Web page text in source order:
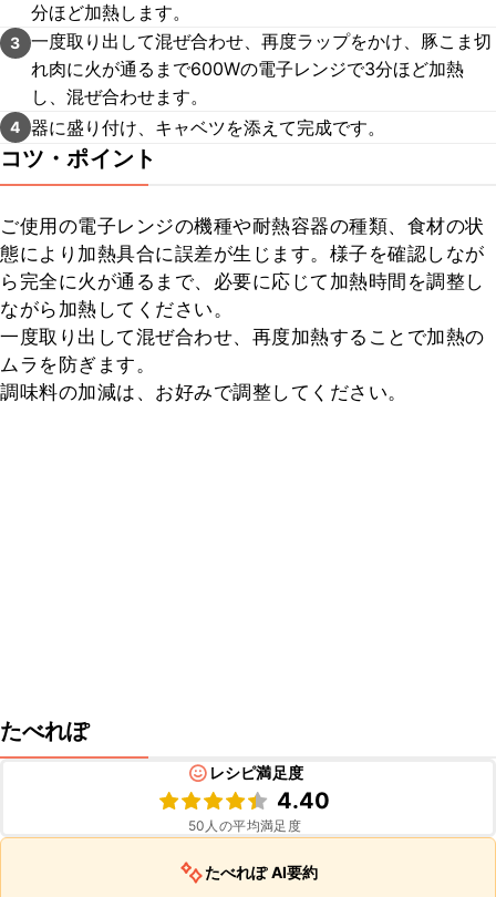
分ほど加熱します。
3 一度取り出して混ぜ合わせ、再度ラップをかけ、豚こま切
れ肉に火が通るまで600Wの電子レンジで3分ほど加熱
し、混ぜ合わせます。
4 器に盛り付け、キャベツを添えて完成です。
コツ・ポイント
ご使用の電子レンジの機種や耐熱容器の種類、食材の状
態により加熱具合に誤差が生じます。様子を確認しなが
ら完全に火が通るまで、必要に応じて加熱時間を調整し
ながら加熱してください。
一度取り出して混ぜ合わせ、再度加熱することで加熱の
ムラを防ぎます。
調味料の加減は、お好みで調整してください。
たべれぽ
レシピ満足度
4.40
50 人の平均満足度
たべれぽ AI要約